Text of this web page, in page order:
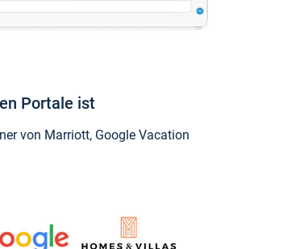
Portale ist
von Marriott, Google Vacation